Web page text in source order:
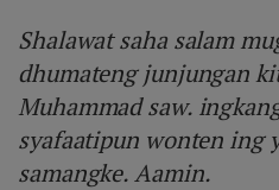
Shalawat saha salam
dhumateng junjungan
Muhammad saw.
syafaatipun wonten ing
samangke. Aamin.